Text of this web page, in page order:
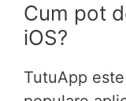
Cum pot
iOS?
TutuApp